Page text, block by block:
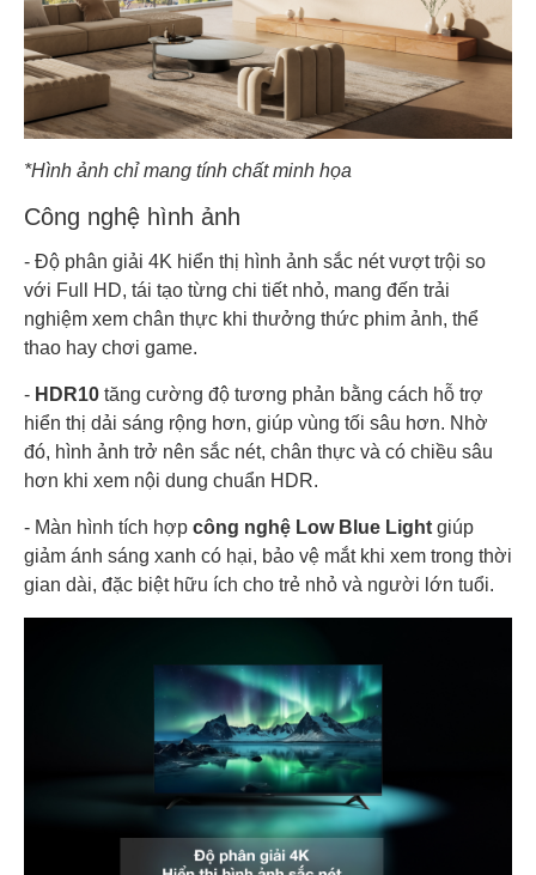
*Hình ảnh chỉ mang tính chất minh họa
Công nghệ hình ảnh
- Độ phân giải 4K hiển thị hình ảnh sắc nét vượt trội so
với Full HD, tái tạo từng chi tiết nhỏ, mang đến trải
nghiệm xem chân thực khi thưởng thức phim ảnh, thể
thao hay chơi game.
- HDR10 tăng cường độ tương phản bằng cách hỗ trợ
hiển thị dải sáng rộng hơn, giúp vùng tối sâu hơn. Nhờ
đó, hình ảnh trở nên sắc nét, chân thực và có chiều sâu
hơn khi xem nội dung chuẩn HDR.
- Màn hình tích hợp công nghệ Low Blue Light giúp
giảm ánh sáng xanh có hại, bảo vệ mắt khi xem trong thời
gian dài, đặc biệt hữu ích cho trẻ nhỏ và người lớn tuổi.